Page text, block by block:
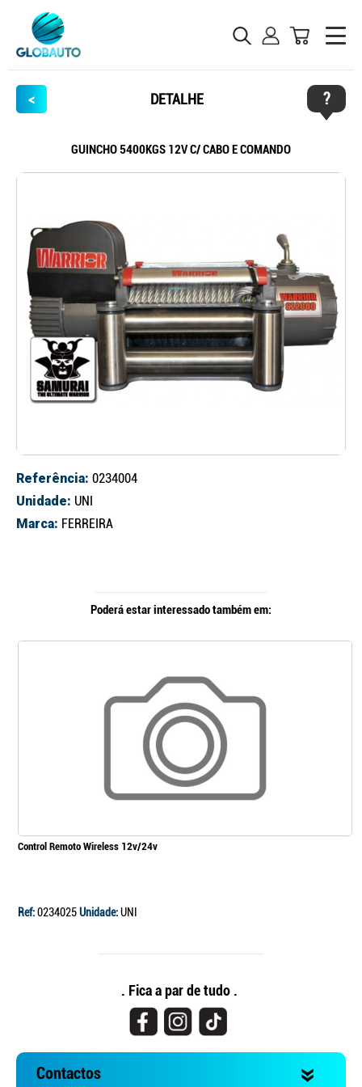
< DETALHE ?
GUINCHO 5400KGS 12V C/ CABO E COMANDO
Referência: 0234004
Unidade: UNI
Marca: FERREIRA
Poderá estar interessado também em:
Control Remoto Wireless 12v/24v
Ref:0234025Unidade:UNI
Continuar a comprar
Ir para o carrinho
. Fica a par de tudo .
Contactos